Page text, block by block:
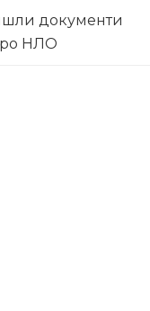
документи
НЛО